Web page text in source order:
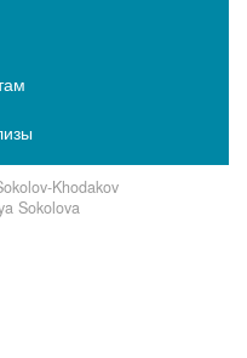
Khodakov
Sokolova